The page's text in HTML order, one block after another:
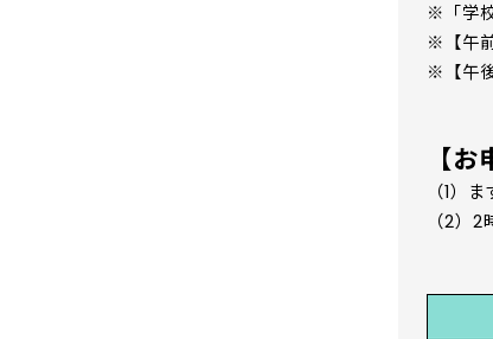
※「学
※【午
※【午
【
（1）
（2）